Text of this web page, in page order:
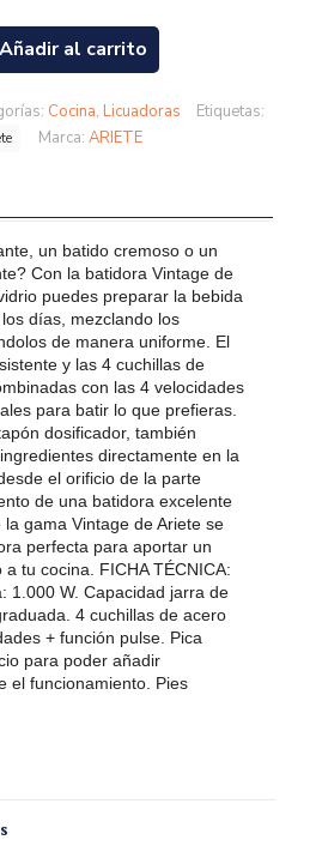
Añadir al carrito
Cocina, Licuadoras Etiquetas:
Marca: ARIETE
un batido cremoso o un
Con la batidora Vintage de
puedes preparar la bebida
días, mezclando los
de manera uniforme. El
y las 4 cuchillas de
con las 4 velocidades
para batir lo que prefieras.
dosificador, también
directamente en la
el orificio de la parte
de una batidora excelente
gama Vintage de Ariete se
perfecta para aportar un
tu cocina. FICHA TÉCNICA:
1.000 W. Capacidad jarra de
4 cuchillas de acero
+ función pulse. Pica
para poder añadir
el funcionamiento. Pies